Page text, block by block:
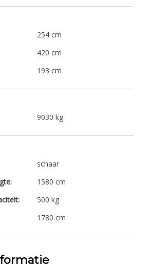
254 cm
420 cm
193 cm
9030 kg
schaar
1580 cm
500 kg
1780 cm